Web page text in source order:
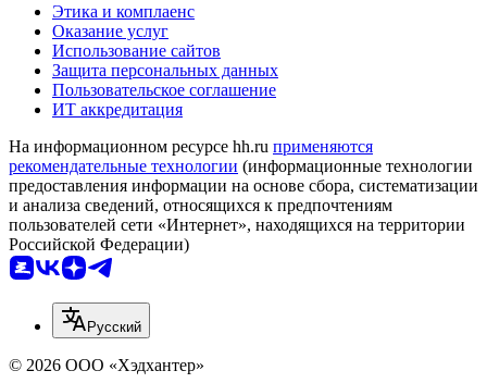
Этика и комплаенс
Оказание услуг
Использование сайтов
Защита персональных данных
Пользовательское соглашение
ИТ аккредитация
На информационном ресурсе hh.ru применяются
рекомендательные технологии (информационные технологии
предоставления информации на основе сбора, систематизации
и анализа сведений, относящихся к предпочтениям
пользователей сети «Интернет», находящихся на территории
Российской Федерации)
Русский
© 2026 ООО «Хэдхантер»